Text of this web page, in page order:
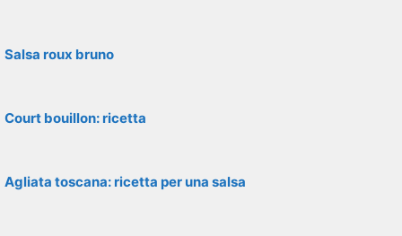
Salsa roux bruno
Court bouillon: ricetta
Agliata toscana: ricetta per una salsa